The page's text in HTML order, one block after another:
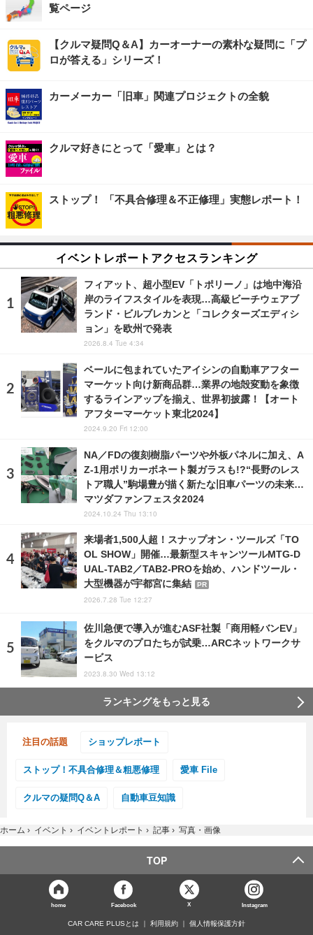
覧ページ
【クルマ疑問Q＆A】カーオーナーの素朴な疑問に「プ
ロが答える」シリーズ！
カーメーカー「旧車」関連プロジェクトの全貌
クルマ好きにとって「愛車」とは？
ストップ！ 「不具合修理＆不正修理」実態レポート！
イベントレポートアクセスランキング
フィアット、超小型EV「トポリーノ」は地中海沿
岸のライフスタイルを表現…高級ビーチウェアブ
ランド・ビルブレカンと「コレクターズエディシ
ョン」を欧州で発表
2026.8.4 Tue 4:34
ベールに包まれていたアイシンの自動車アフター
マーケット向け新商品群…業界の地殻変動を象徴
するラインアップを揃え、世界初披露！【オート
アフターマーケット東北2024】
2024.9.20 Fri 12:00
NA／FDの復刻樹脂パーツや外板パネルに加え、A
Z-1用ポリカーボネート製ガラスも!?“長野のレス
トア職人”駒場豊が描く新たな旧車パーツの未来…
マツダファンフェスタ2024
2024.10.24 Thu 13:10
来場者1,500人超！スナップオン・ツールズ「TO
OL SHOW」開催…最新型スキャンツールMTG-D
UAL-TAB2／TAB2-PROを始め、ハンドツール・
大型機器が宇都宮に集結
PR
2026.7.28 Tue 12:27
佐川急便で導入が進むASF社製「商用軽バンEV」
をクルマのプロたちが試乗…ARCネットワークサ
ービス
2023.8.30 Wed 13:12
ランキングをもっと見る
注目の話題 ショップレポート
ストップ！不具合修理＆粗悪修理 愛車 File
クルマの疑問Q＆A 自動車豆知識
ホーム › イベント › イベントレポート › 記事 › 写真・画像
TOP
home Facebook X Instagram
CAR CARE PLUSとは 利用規約 個人情報保護方針